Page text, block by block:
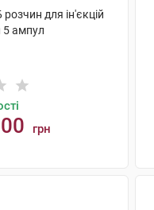
для ін'єкцій
ампул
грн